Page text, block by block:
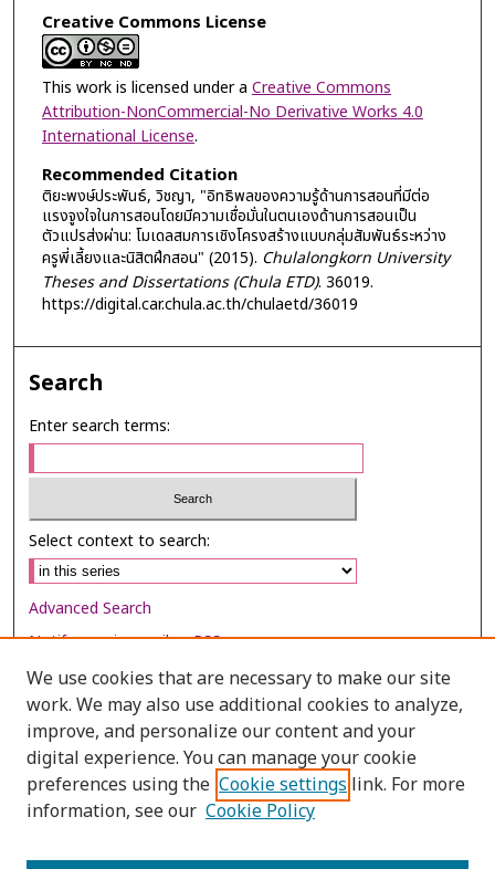
Creative Commons License
This work is licensed under a Creative Commons
Attribution-NonCommercial-No Derivative Works 4.0
International License.
Recommended Citation
ติยะพงษ์ประพันธ์, วิชญา, "อิทธิพลของความรู้ด้านการสอนที่มีต่อ
แรงจูงใจในการสอนโดยมีความเชื่อมั่นในตนเองด้านการสอนเป็น
ตัวแปรส่งผ่าน: โมเดลสมการเชิงโครงสร้างแบบกลุ่มสัมพันธ์ระหว่าง
ครูพี่เลี้ยงและนิสิตฝึกสอน" (2015). Chulalongkorn University
Theses and Dissertations (Chula ETD). 36019.
https://digital.car.chula.ac.th/chulaetd/36019
Search
Enter search terms:
Select context to search:
Advanced Search
Notify me via email orRSS
Browse
Collections
Disciplines
Authors
We use cookies that are necessary to make our site
work. We may also use additional cookies to analyze,
improve, and personalize our content and your
digital experience. You can manage your cookie
preferences using the Cookie settings link. For more
information, see our Cookie Policy